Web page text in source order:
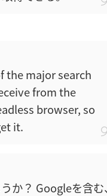
the major search
from the
browser, so
it.
か？ Googleを含む、